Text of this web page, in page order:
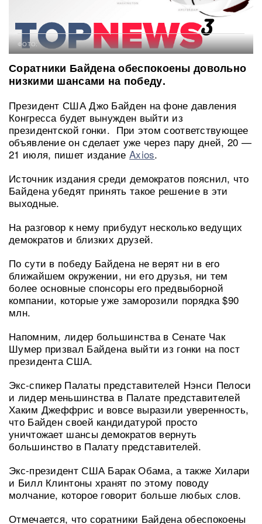
ФОТО:
Соратники Байдена обеспокоены довольно
низкими шансами на победу.
Президент США Джо Байден на фоне давления
Конгресса будет вынужден выйти из
президентской гонки. При этом соответствующее
объявление он сделает уже через пару дней, 20 —
21 июля, пишет издание Axios.
Источник издания среди демократов пояснил, что
Байдена убедят принять такое решение в эти
выходные.
На разговор к нему прибудут несколько ведущих
демократов и близких друзей.
По сути в победу Байдена не верят ни в его
ближайшем окружении, ни его друзья, ни тем
более основные спонсоры его предвыборной
компании, которые уже заморозили порядка $90
млн.
Напомним, лидер большинства в Сенате Чак
Шумер призвал Байдена выйти из гонки на пост
президента США.
Экс-спикер Палаты представителей Нэнси Пелоси
и лидер меньшинства в Палате представителей
Хаким Джеффрис и вовсе выразили уверенность,
что Байден своей кандидатурой просто
уничтожает шансы демократов вернуть
большинство в Палату представителей.
Экс-президент США Барак Обама, а также Хилари
и Билл Клинтоны хранят по этому поводу
молчание, которое говорит больше любых слов.
Отмечается, что соратники Байдена обеспокоены